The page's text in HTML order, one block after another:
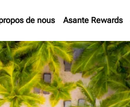
de nous Asante Rewards